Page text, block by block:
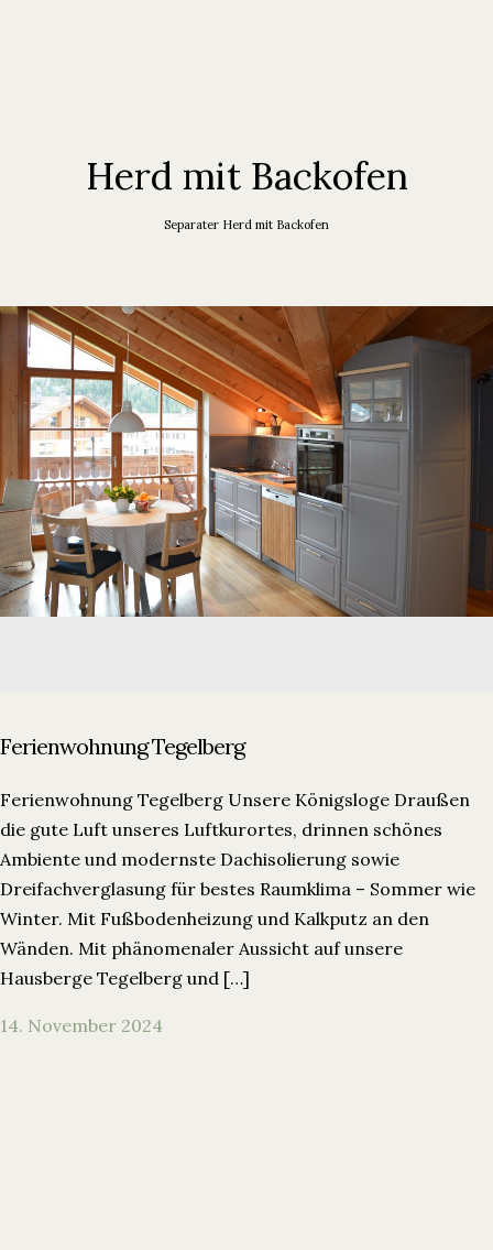
Herd mit Backofen
Separater Herd mit Backofen
Ferienwohnung Tegelberg
Ferienwohnung Tegelberg Unsere Königsloge Draußen
die gute Luft unseres Luftkurortes, drinnen schönes
Ambiente und modernste Dachisolierung sowie
Dreifachverglasung für bestes Raumklima – Sommer wie
Winter. Mit Fußbodenheizung und Kalkputz an den
Wänden. Mit phänomenaler Aussicht auf unsere
Hausberge Tegelberg und […]
14. November 2024